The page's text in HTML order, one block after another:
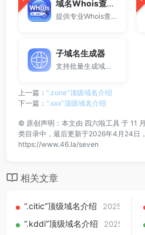
域名Whois查询工具
提供专业Whois查询与域名信息查询服务，支持查询域名注册信息、注册商、到期时间及DNS记录，适用于域名检测、SEO分析及站长工具使用。
子域名生成器
支持批量生成域名与泛解析子域名，适用于站群部署、SEO测试与开发环境使用。
上一篇： “.zone”顶级域名介绍
下一篇： “.xxx”顶级域名介绍
© 原创声明：本文由 四六啦工具 于 11
类目录中，最后更新于2026年4月24日
https://www.46.la/seven
相关文章
“.citic”顶级域名介绍 2025-09-
“.kddi”顶级域名介绍
2025-09-